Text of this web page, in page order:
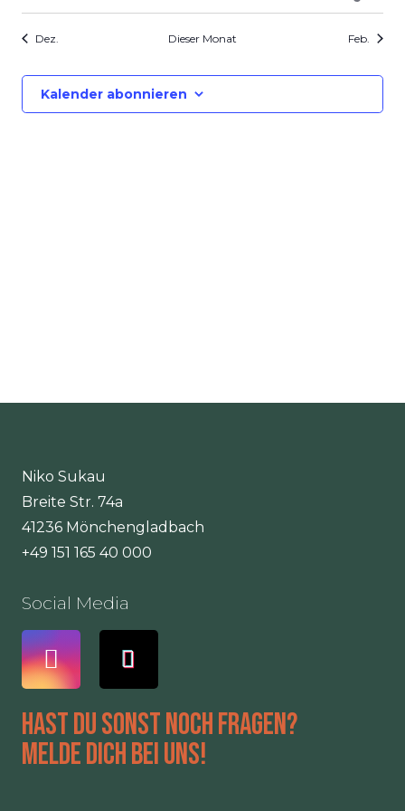
Veranstaltungen
Dez. Dieser Monat Feb.
Kalender abonnieren
Niko Sukau
Breite Str. 74a
41236 Mönchengladbach
+49 151 165 40 000
Social Media
Hast du sonst noch Fragen?
Melde dich bei uns!